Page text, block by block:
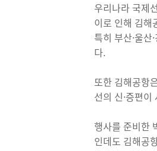
우리나라 국제
이로 인해 김해
특히 부산·울
다.
또한 김해공항
선의 신·증편
행사를 준비한
인데도 김해공